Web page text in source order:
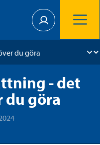
- det
du göra